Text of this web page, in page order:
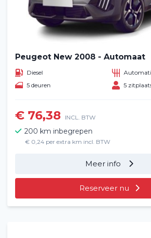
Peugeot New 2008 - Automaat
Diesel
5 deuren
5
€ 76,38 INCL. BTW
200 km inbegrepen
€ 0,24 per extra km incl. BTW
Meer info
Reserveer nu